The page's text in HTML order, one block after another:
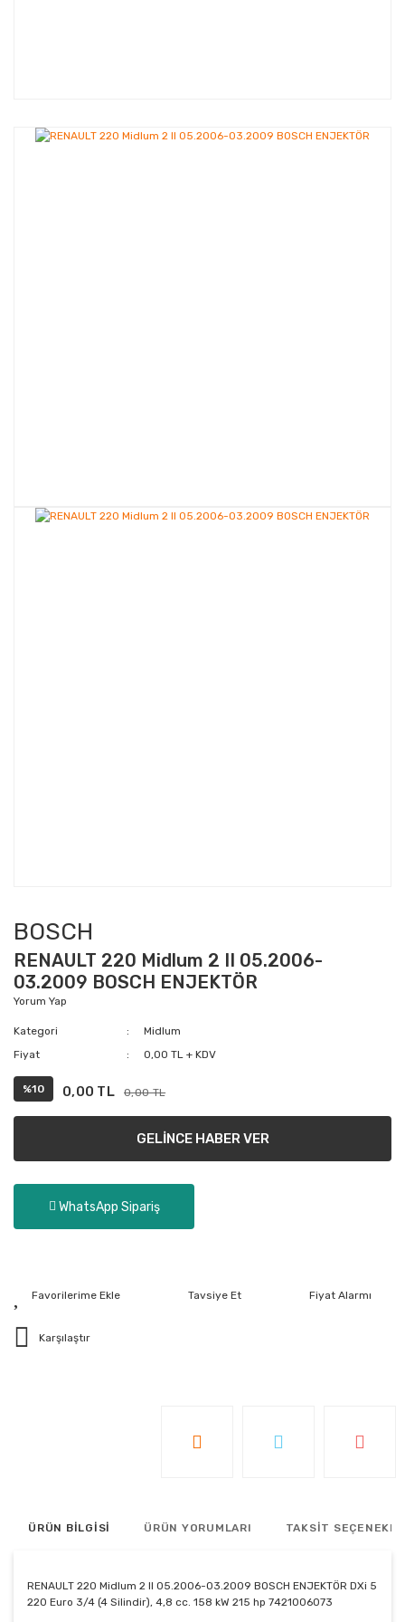
BOSCH
RENAULT 220 Midlum 2 II 05.2006-
03.2009 BOSCH ENJEKTÖR
Yorum Yap
Kategori
Midlum
Fiyat
0,00 TL + KDV
%10 0,00 TL 0,00 TL
GELİNCE HABER VER
WhatsApp Sipariş
Tavsiye Et Fiyat Alarmı
Karşılaştır
ÜRÜN BİLGİSİ ÜRÜN YORUMLARI TAKSİT
RENAULT 220 Midlum 2 II 05.2006-03.2009 BOSCH ENJEKTÖR DXi 5
220 Euro 3/4 (4 Silindir), 4,8 cc. 158 kW 215 hp 7421006073